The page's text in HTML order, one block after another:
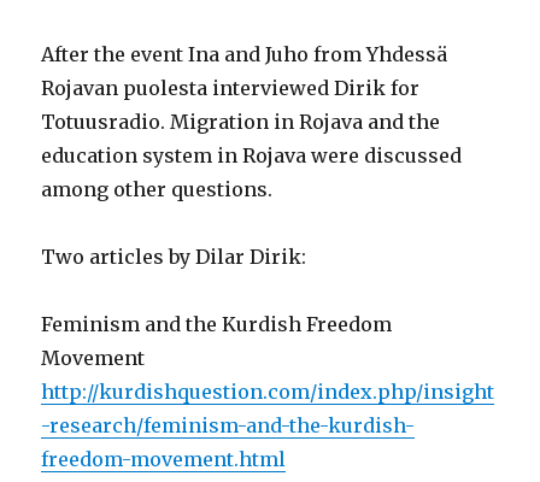
After the event Ina and Juho from Yhdessä
Rojavan puolesta interviewed Dirik for
Totuusradio. Migration in Rojava and the
education system in Rojava were discussed
among other questions.
Two articles by Dilar Dirik:
Feminism and the Kurdish Freedom
Movement
http://kurdishquestion.com/index.php/insight
-research/feminism-and-the-kurdish-
freedom-movement.html